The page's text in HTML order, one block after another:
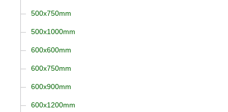
500x750mm
500x1000mm
600x600mm
600x750mm
600x900mm
600x1200mm